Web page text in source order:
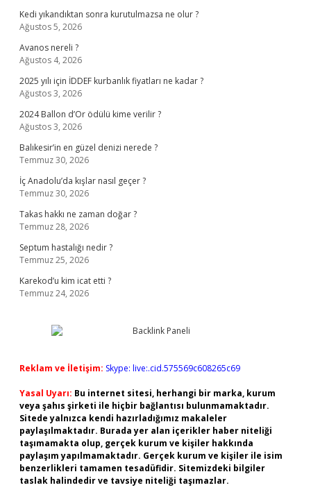
Kedi yıkandıktan sonra kurutulmazsa ne olur ?
Ağustos 5, 2026
Avanos nereli ?
Ağustos 4, 2026
2025 yılı için İDDEF kurbanlık fiyatları ne kadar ?
Ağustos 3, 2026
2024 Ballon d’Or ödülü kime verilir ?
Ağustos 3, 2026
Balıkesir’in en güzel denizi nerede ?
Temmuz 30, 2026
İç Anadolu’da kışlar nasıl geçer ?
Temmuz 30, 2026
Takas hakkı ne zaman doğar ?
Temmuz 28, 2026
Septum hastalığı nedir ?
Temmuz 25, 2026
Karekod’u kim icat etti ?
Temmuz 24, 2026
Reklam ve İletişim: Skype: live:.cid.575569c608265c69
Yasal Uyarı: Bu internet sitesi, herhangi bir marka, kurum
veya şahıs şirketi ile hiçbir bağlantısı bulunmamaktadır.
Sitede yalnızca kendi hazırladığımız makaleler
paylaşılmaktadır. Burada yer alan içerikler haber niteliği
taşımamakta olup, gerçek kurum ve kişiler hakkında
paylaşım yapılmamaktadır. Gerçek kurum ve kişiler ile isim
benzerlikleri tamamen tesadüfidir. Sitemizdeki bilgiler
taslak halindedir ve tavsiye niteliği taşımazlar.